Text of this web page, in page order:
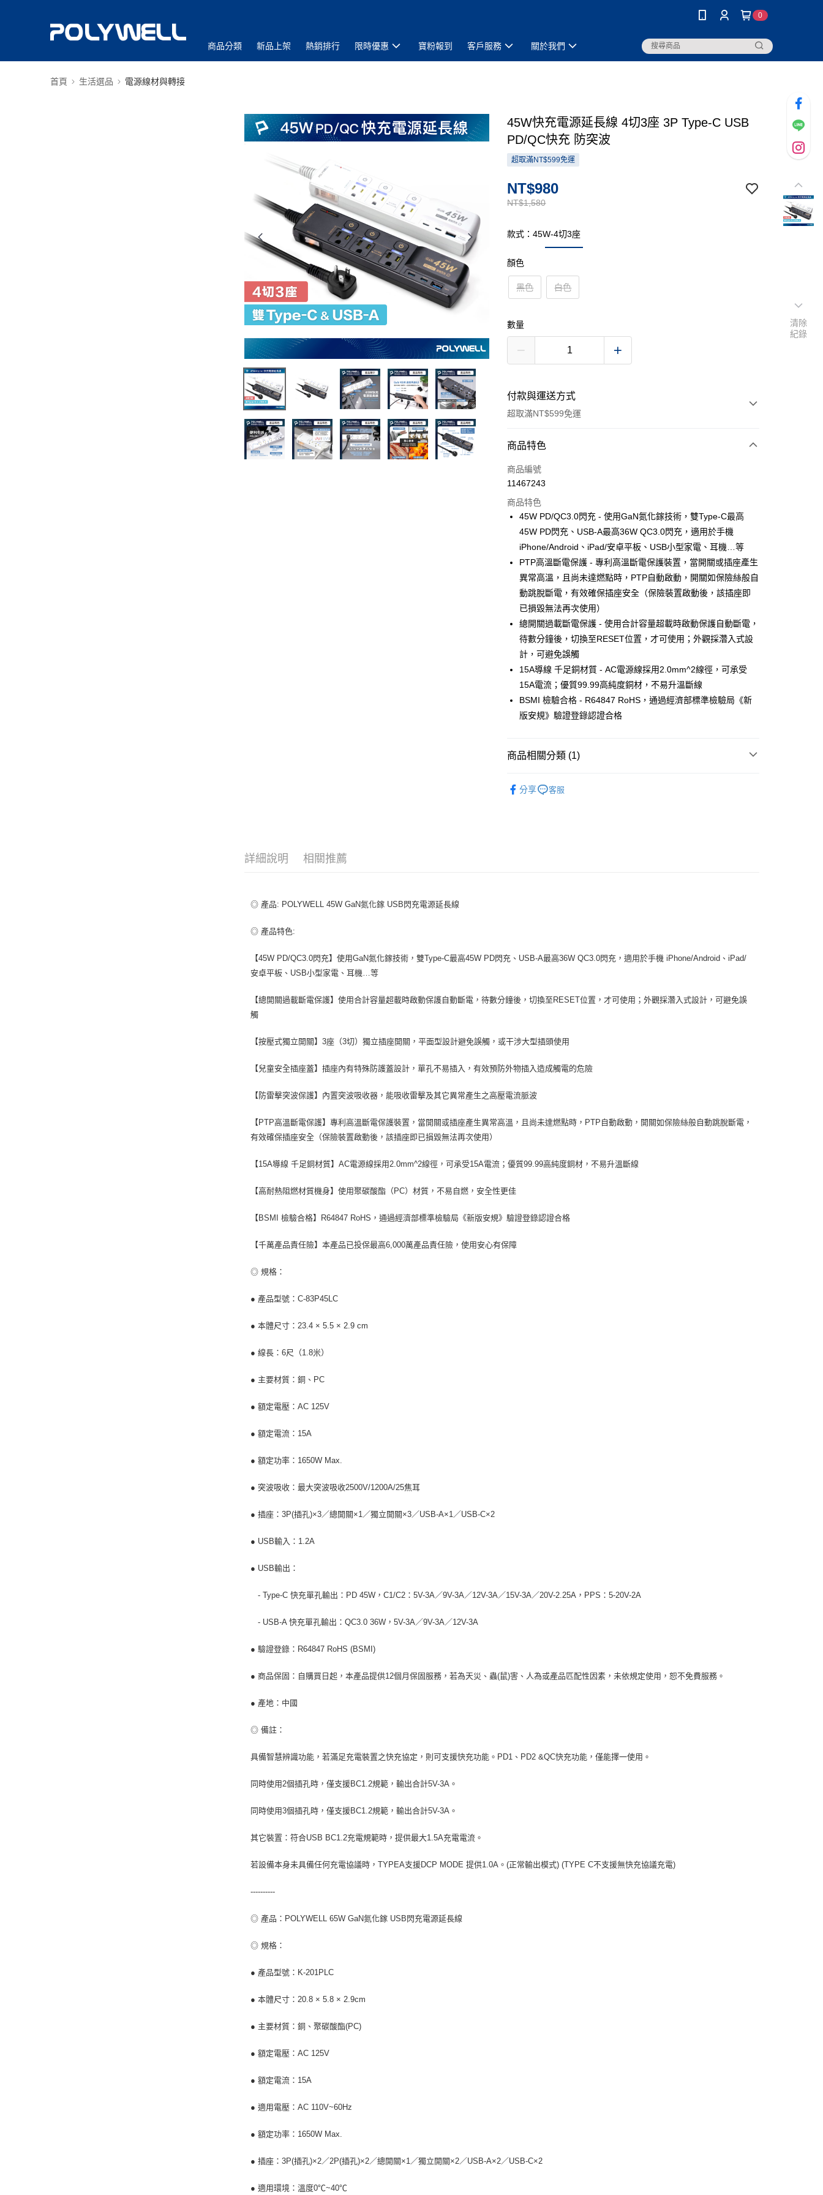
0
商品分類 新品上架 熱銷排行 限時優惠 寶粉報到 客戶服務 關於我們
首頁 生活選品 電源線材與轉接
45W快充電源延長線 4切3座 3P Type-C USB
PD/QC快充 防突波
超取滿NT$599免運
NT$1,580
NT$980
款式：45W-4切3座
顏色
黑色 白色
數量
付款與運送方式
超取滿NT$599免運
付款方式
信用卡一次付款
LINE Pay
Apple Pay
街口支付
悠遊付
ATM付款
運送方式
全家取貨付款
每筆NT$80，滿NT$599(含以上)免運費
付款後全家取貨
每筆NT$80，滿NT$599(含以上)免運費
每筆NT$80，滿NT$599(含以上)免運費
付款後7-11取貨
商品特色
商品編號
11467243
商品特色
45W PD/QC3.0閃充 - 使用GaN氮化鎵技術，雙Type-C最高
45W PD閃充、USB-A最高36W QC3.0閃充，適用於手機
iPhone/Android、iPad/安卓平板、USB小型家電、耳機…等
PTP高溫斷電保護 - 專利高溫斷電保護裝置，當開關或插座產生
異常高溫，且尚未達燃點時，PTP自動啟動，開關如保險絲般自
動跳脫斷電，有效確保插座安全（保險裝置啟動後，該插座即
已損毀無法再次使用）
總開關過載斷電保護 - 使用合計容量超載時啟動保護自動斷電，
待數分鐘後，切換至RESET位置，才可使用；外觀採濳入式設
計，可避免誤觸
15A導線 千足銅材質 - AC電源線採用2.0mm^2線徑，可承受
15A電流；優質99.99高純度銅材，不易升溫斷線
BSMI 檢驗合格 - R64847 RoHS，通過經濟部標準檢驗局《新
版安規》驗證登錄認證合格
商品相關分類 (1)
分享
客服
詳細說明 相關推薦
◎ 產品: POLYWELL 45W GaN氮化鎵 USB閃充電源延長線
◎ 產品特色:
【45W PD/QC3.0閃充】使用GaN氮化鎵技術，雙Type-C最高45W PD閃充、USB-A最高36W QC3.0閃充，適用於手機 iPhone/Android、iPad/
安卓平板、USB小型家電、耳機…等
【總開關過載斷電保護】使用合計容量超載時啟動保護自動斷電，待數分鐘後，切換至RESET位置，才可使用；外觀採濳入式設計，可避免誤
觸
【按壓式獨立開關】3座（3切）獨立插座開關，平面型設計避免誤觸，或干涉大型插頭使用
【兒童安全插座蓋】插座內有特殊防護蓋設計，單孔不易插入，有效預防外物插入造成觸電的危險
【防雷擊突波保護】內置突波吸收器，能吸收雷擊及其它異常產生之高壓電流脈波
【PTP高溫斷電保護】專利高溫斷電保護裝置，當開關或插座產生異常高溫，且尚未達燃點時，PTP自動啟動，開關如保險絲般自動跳脫斷電，
有效確保插座安全（保險裝置啟動後，該插座即已損毀無法再次使用）
【15A導線 千足銅材質】AC電源線採用2.0mm^2線徑，可承受15A電流；優質99.99高純度銅材，不易升溫斷線
【高耐熱阻燃材質機身】使用聚碳酸酯（PC）材質，不易自燃，安全性更佳
【BSMI 檢驗合格】R64847 RoHS，通過經濟部標準檢驗局《新版安規》驗證登錄認證合格
【千萬產品責任險】本產品已投保最高6,000萬產品責任險，使用安心有保障
◎ 規格：
● 產品型號：C-83P45LC
● 本體尺寸：23.4 × 5.5 × 2.9 cm
● 線長：6尺（1.8米）
● 主要材質：銅、PC
● 額定電壓：AC 125V
● 額定電流：15A
● 額定功率：1650W Max.
● 突波吸收：最大突波吸收2500V/1200A/25焦耳
● 插座：3P(插孔)×3／總開關×1／獨立開關×3／USB-A×1／USB-C×2
● USB輸入：1.2A
● USB輸出：
- Type-C 快充單孔輸出：PD 45W，C1/C2：5V-3A／9V-3A／12V-3A／15V-3A／20V-2.25A，PPS：5-20V-2A
- USB-A 快充單孔輸出：QC3.0 36W，5V-3A／9V-3A／12V-3A
● 驗證登錄：R64847 RoHS (BSMI)
● 商品保固：自購買日起，本產品提供12個月保固服務，若為天災、蟲(鼠)害、人為或產品匹配性因素，未依規定使用，恕不免費服務。
● 產地：中國
◎ 備註：
具備智慧辨識功能，若滿足充電裝置之快充協定，則可支援快充功能。PD1、PD2 &QC快充功能，僅能擇一使用。
同時使用2個插孔時，僅支援BC1.2規範，輸出合計5V-3A。
同時使用3個插孔時，僅支援BC1.2規範，輸出合計5V-3A。
其它裝置：符合USB BC1.2充電規範時，提供最大1.5A充電電流。
若設備本身未具備任何充電協議時，TYPEA支援DCP MODE 提供1.0A。(正常輸出模式) (TYPE C不支援無快充協議充電)
----------
◎ 產品：POLYWELL 65W GaN氮化鎵 USB閃充電源延長線
◎ 規格：
● 產品型號：K-201PLC
● 本體尺寸：20.8 × 5.8 × 2.9cm
● 主要材質：銅、聚碳酸酯(PC)
● 額定電壓：AC 125V
● 額定電流：15A
● 適用電壓：AC 110V~60Hz
● 額定功率：1650W Max.
● 插座：3P(插孔)×2／2P(插孔)×2／總開關×1／獨立開關×2／USB-A×2／USB-C×2
● 適用環境：溫度0℃~40℃
清除
紀錄